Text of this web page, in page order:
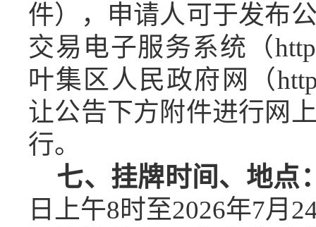
件），申请人可于发布
交易电子服务系统（
叶集区人民政府网（
让公告下方附件进行网
行。
七、挂牌时间、地点
日上午8时至2026年7月